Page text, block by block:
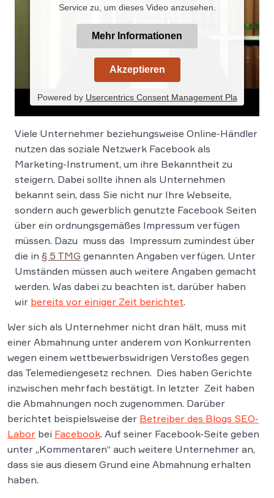
Service zu, um dieses Video anzusehen.
Mehr Informationen
Akzeptieren
Powered by Usercentrics Consent Management Pla
Viele Unternehmer beziehungsweise Online-Händler
nutzen das soziale Netzwerk Facebook als
Marketing-Instrument, um ihre Bekanntheit zu
steigern. Dabei sollte ihnen als Unternehmen
bekannt sein, dass Sie nicht nur Ihre Webseite,
sondern auch gewerblich genutzte Facebook Seiten
über ein ordnungsgemäßes Impressum verfügen
müssen. Dazu muss das Impressum zumindest über
die in § 5 TMG genannten Angaben verfügen. Unter
Umständen müssen auch weitere Angaben gemacht
werden. Was dabei zu beachten ist, darüber haben
wir bereits vor einiger Zeit berichtet.
Wer sich als Unternehmer nicht dran hält, muss mit
einer Abmahnung unter anderem von Konkurrenten
wegen einem wettbewerbswidrigen Verstoßes gegen
das Telemediengesetz rechnen. Dies haben Gerichte
inzwischen mehrfach bestätigt. In letzter Zeit haben
die Abmahnungen noch zugenommen. Darüber
berichtet beispielsweise der Betreiber des Blogs SEO-
Labor bei Facebook. Auf seiner Facebook-Seite geben
unter „Kommentaren“ auch weitere Unternehmer an,
dass sie aus diesem Grund eine Abmahnung erhalten
haben.